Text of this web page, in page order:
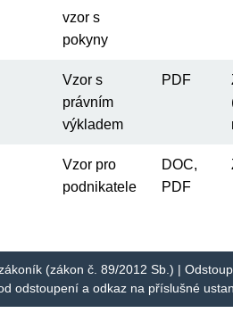
vzor s
pokyny
Vzor s
právním
výkladem
PDF
Vzor pro
podnikatele
DOC,
PDF
(zákon č. 89/2012 Sb.) |
odstoupení a odkaz na příslušné